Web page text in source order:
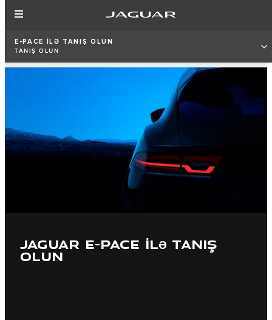
E-PACE İLƏ TANIŞ OLUN
TANIŞ OLUN
JAGUAR E-PACE İLƏ TANIŞ
OLUN